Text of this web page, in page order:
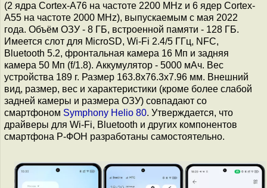
(2 ядра Cortex-A76 на частоте 2200 MHz и 6 ядер Cortex-
A55 на частоте 2000 MHz), выпускаемым с мая 2022
года. Объём ОЗУ - 8 ГБ, встроенной памяти - 128 ГБ.
Имеется слот для MicroSD, Wi-Fi 2.4/5 ГГц, NFC,
Bluetooth 5.2, фронтальная камера 16 Мп и задняя
камера 50 Мп (f/1.8). Аккумулятор - 5000 мАч. Вес
устройства 189 г. Размер 163.8х76.3х7.96 мм. Внешний
вид, размер, вес и характеристики (кроме более слабой
задней камеры и размера ОЗУ) совпадают со
смартфоном Symphony Helio 80. Утверждается, что
драйверы для Wi-Fi, Bluetooth и других компонентов
смартфона Р-ФОН разработаны самостоятельно.